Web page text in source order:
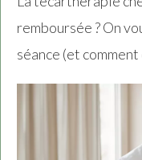
remboursée ? On
séance (et